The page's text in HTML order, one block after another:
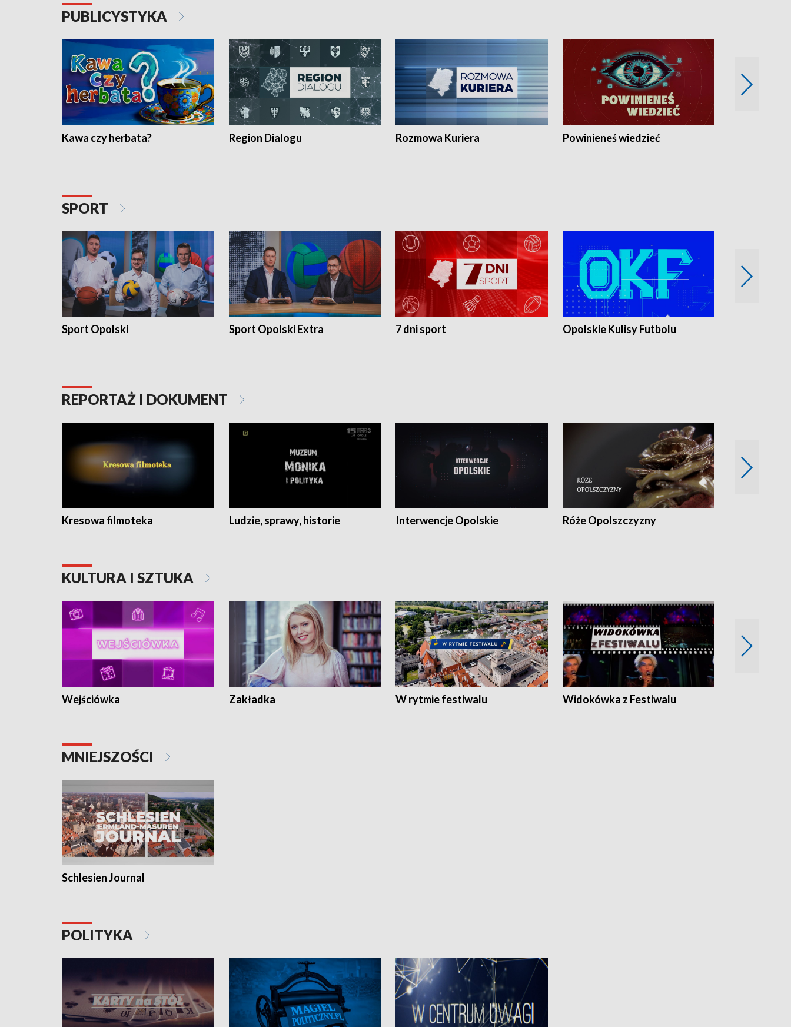
PUBLICYSTYKA
Kawa czy herbata? Region Dialogu Rozmowa Kuriera Powinieneś wiedzieć
SPORT
Sport Opolski Sport Opolski Extra 7 dni sport Opolskie Kulisy Futbolu
REPORTAŻ I DOKUMENT
Kresowa filmoteka Ludzie, sprawy, historie Interwencje Opolskie Róże Opolszczyzny
KULTURA I SZTUKA
Wejściówka Zakładka W rytmie festiwalu Widokówka z Festiwalu
MNIEJSZOŚCI
Schlesien Journal
POLITYKA